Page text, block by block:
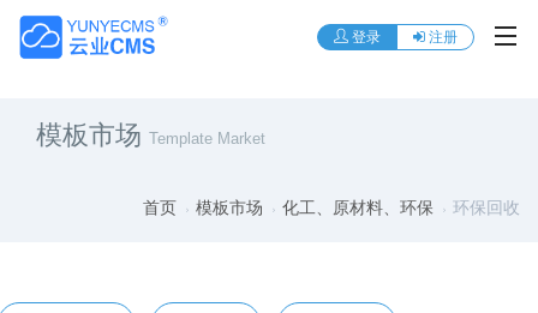
登录 注册
模板市场 Template Market
首页 模板市场 化工、原材料、环保 环保回收